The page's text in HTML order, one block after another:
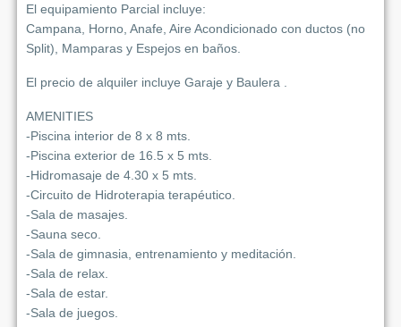
El equipamiento Parcial incluye:
Campana, Horno, Anafe, Aire Acondicionado con ductos (no
Split), Mamparas y Espejos en baños.
El precio de alquiler incluye Garaje y Baulera .
AMENITIES
-Piscina interior de 8 x 8 mts.
-Piscina exterior de 16.5 x 5 mts.
-Hidromasaje de 4.30 x 5 mts.
-Circuito de Hidroterapia terapéutico.
-Sala de masajes.
-Sauna seco.
-Sala de gimnasia, entrenamiento y meditación.
-Sala de relax.
-Sala de estar.
-Sala de juegos.